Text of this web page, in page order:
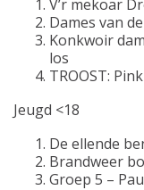
V’r mekoar
Dames van
Konkwoir
los
TROOST:
Jeugd <18
De ellende
Brandweer
Groep 5 –